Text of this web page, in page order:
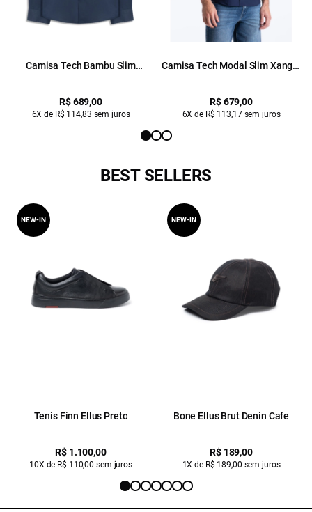
Camisa Tech Bambu Slim
R$ 689,00
6X de R$ 114,83 sem juros
Camisa Tech Modal Slim Xangai
R$ 679,00
6X de R$ 113,17 sem juros
BEST SELLERS
Tenis Finn Ellus Preto
R$ 1.100,00
10X de R$ 110,00 sem juros
NEW-IN
Bone Ellus Brut Denin Cafe
R$ 189,00
1X de R$ 189,00 sem juros
NEW-IN